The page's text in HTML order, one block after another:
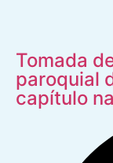
Tomada
paroquial
capítulo